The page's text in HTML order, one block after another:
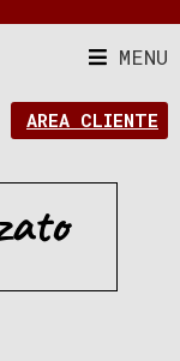
MENU
AREA CLIENTE